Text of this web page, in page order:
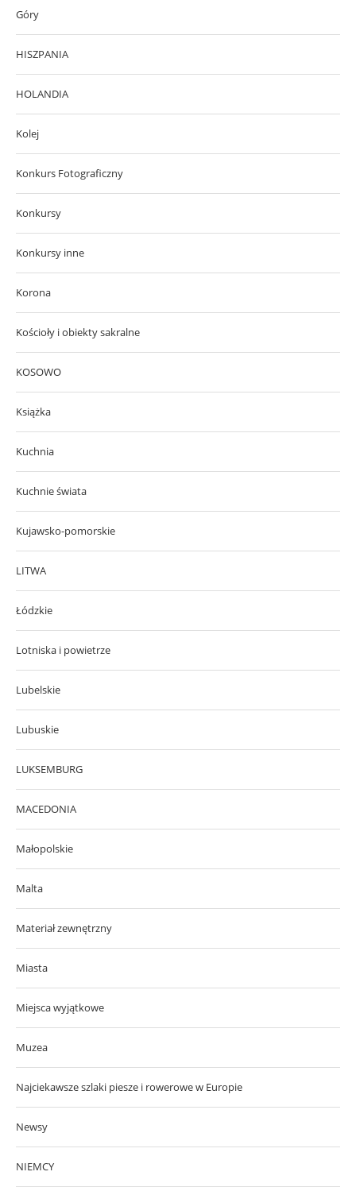
Góry
HISZPANIA
HOLANDIA
Kolej
Konkurs Fotograficzny
Konkursy
Konkursy inne
Korona
Kościoły i obiekty sakralne
KOSOWO
Książka
Kuchnia
Kuchnie świata
Kujawsko-pomorskie
LITWA
Łódzkie
Lotniska i powietrze
Lubelskie
Lubuskie
LUKSEMBURG
MACEDONIA
Małopolskie
Malta
Materiał zewnętrzny
Miasta
Miejsca wyjątkowe
Muzea
Najciekawsze szlaki piesze i rowerowe w Europie
Newsy
NIEMCY